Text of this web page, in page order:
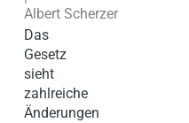
Albert Scherzer
Das
Gesetz
sieht
zahlreiche
Änderungen